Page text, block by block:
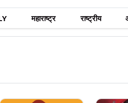
महाराष्ट्र राष्ट्रीय